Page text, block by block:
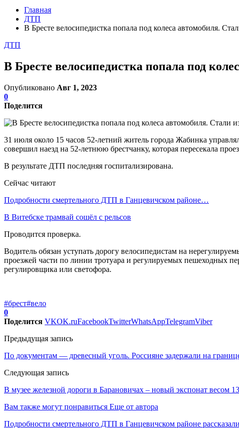
Главная
ДТП
В Бресте велосипедистка попала под колеса автомобиля.
ДТП
В Бресте велосипедистка попала под
Опубликовано Авг 1, 2023
0
Поделится
31 июля около 15 часов 52-летний житель города Жабинка
совершил наезд на 52-летнюю брестчанку, которая пересекала
В результате ДТП последняя госпитализирована.
Сейчас читают
Подробности смертельного ДТП в Ганцевичском районе…
В Витебске трамвай сошёл с рельсов
Проводится проверка.
Водитель обязан уступать дорогу велосипедистам на
проезжей части по линии тротуара и регулируемых пешеходных
регулировщика или светофора.
#брест#вело
0
Поделится VKOK.ruFacebookTwitterWhatsAppTelegramViber
Предыдущая запись
По документам — древесный уголь. Россияне задержали на
Следующая запись
В музее железной дороги в Барановичах – новый экспонат весом
Вам также могут понравиться Еще от автора
Подробности смертельного ДТП в Ганцевичском районе